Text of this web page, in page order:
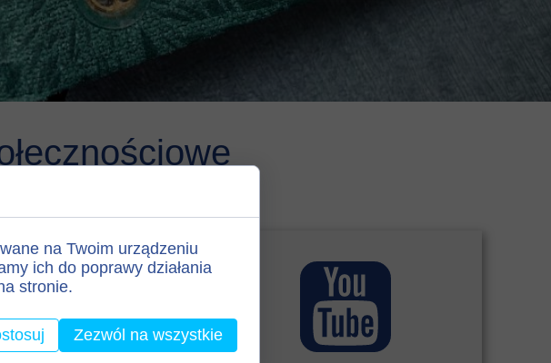
na Twoim urządzeniu
ich do poprawy działania
stronie.
Zezwól na wszystkie